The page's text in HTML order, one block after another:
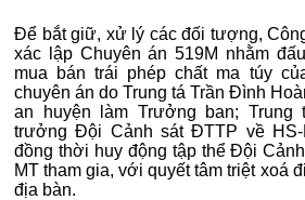
Để bắt giữ, xử lý các đối tượng,
xác lập Chuyên án 519M nhằm
mua bán trái phép chất ma túy
chuyên án do Trung tá Trần Đình
an huyện làm Trưởng ban;
trưởng Đội Cảnh sát ĐTTP về HS-
đồng thời huy động tập thể Đội
MT tham gia, với quyết tâm triệt xoá
địa bàn.